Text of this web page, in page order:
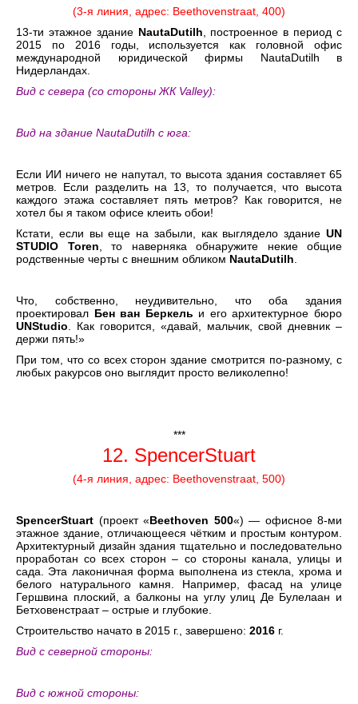
(3-я линия, адрес: Beethovenstraat, 400)
13-ти этажное здание NautaDutilh, построенное в период с
2015 по 2016 годы, используется как головной офис
международной юридической фирмы NautaDutilh в
Нидерландах.
Вид с севера (со стороны ЖК Valley):
Вид на здание NautaDutilh с юга:
Если ИИ ничего не напутал, то высота здания составляет 65
метров. Если разделить на 13, то получается, что высота
каждого этажа составляет пять метров? Как говорится, не
хотел бы я таком офисе клеить обои!
Кстати, если вы еще на забыли, как выглядело здание UN
STUDIO Toren, то наверняка обнаружите некие общие
родственные черты с внешним обликом NautaDutilh.
Что, собственно, неудивительно, что оба здания
проектировал Бен ван Беркель и его архитектурное бюро
UNStudio. Как говорится, «давай, мальчик, свой дневник –
держи пять!»
При том, что со всех сторон здание смотрится по-разному, с
любых ракурсов оно выглядит просто великолепно!
***
12. SpencerStuart
(4-я линия, адрес: Beethovenstraat, 500)
SpencerStuart (проект «Beethoven 500«) — офисное 8-ми
этажное здание, отличающееся чётким и простым контуром.
Архитектурный дизайн здания тщательно и последовательно
проработан со всех сторон – со стороны канала, улицы и
сада. Эта лаконичная форма выполнена из стекла, хрома и
белого натурального камня. Например, фасад на улице
Гершвина плоский, а балконы на углу улиц Де Булелаан и
Бетховенстраат – острые и глубокие.
Строительство начато в 2015 г., завершено: 2016 г.
Вид с северной стороны:
Вид с южной стороны: